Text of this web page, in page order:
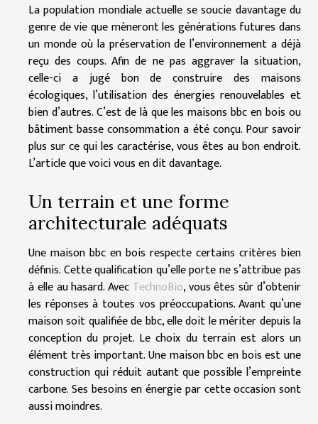
La population mondiale actuelle se soucie davantage du
genre de vie que mèneront les générations futures dans
un monde où la préservation de l’environnement a déjà
reçu des coups. Afin de ne pas aggraver la situation,
celle-ci a jugé bon de construire des maisons
écologiques, l’utilisation des énergies renouvelables et
bien d’autres. C’est de là que les maisons bbc en bois ou
bâtiment basse consommation a été conçu. Pour savoir
plus sur ce qui les caractérise, vous êtes au bon endroit.
L’article que voici vous en dit davantage.
Un terrain et une forme
architecturale adéquats
Une maison bbc en bois respecte certains critères bien
définis. Cette qualification qu’elle porte ne s’attribue pas
à elle au hasard. Avec TechnoBio, vous êtes sûr d’obtenir
les réponses à toutes vos préoccupations. Avant qu’une
maison soit qualifiée de bbc, elle doit le mériter depuis la
conception du projet. Le choix du terrain est alors un
élément très important. Une maison bbc en bois est une
construction qui réduit autant que possible l’empreinte
carbone. Ses besoins en énergie par cette occasion sont
aussi moindres.